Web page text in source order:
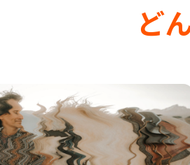
ど